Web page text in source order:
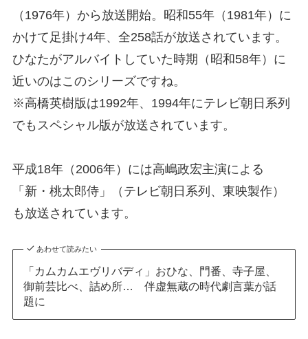
（1976年）から放送開始。昭和55年（1981年）に
かけて足掛け4年、全258話が放送されています。
ひなたがアルバイトしていた時期（昭和58年）に
近いのはこのシリーズですね。
※高橋英樹版は1992年、1994年にテレビ朝日系列
でもスペシャル版が放送されています。
平成18年（2006年）には高嶋政宏主演による
「新・桃太郎侍」（テレビ朝日系列、東映製作）
も放送されています。
あわせて読みたい
「カムカムエヴリバディ」おひな、門番、寺子屋、
御前芸比べ、詰め所… 伴虚無蔵の時代劇言葉が話
題に